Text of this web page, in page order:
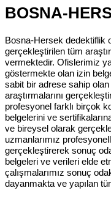
BOSNA-
Bosna-Hersek dedektiflik
gerçekleştirilen tüm
vermektedir. Ofislerimiz
göstermekte olan izin
sabit bir adrese sahip
araştırmalarını
profesyonel farklı birçok
belgelerini ve
ve bireysel olarak
uzmanlarımız
gerçekleştirerek sonuç
belgeleri ve verileri elde
çalışmalarımız sonuç
dayanmakta ve yapılan